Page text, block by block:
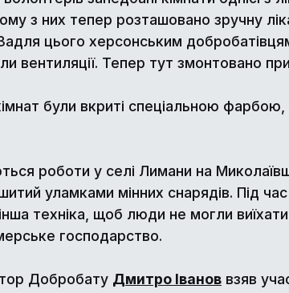
з них тепер розташовано зручну
цього херсонським
вентиляції. Тепер тут змонтовано
були вкриті спеціальною
роботи у селі Лимани на
уламками мінних снарядів. Під
техніка, щоб люди не могли
господарство.
Добробату Дмитро Іванов взяв